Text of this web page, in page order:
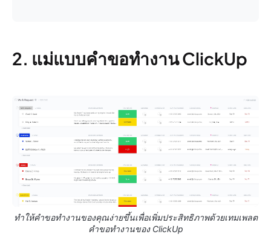
2. แม่แบบคำขอทำงาน ClickUp
ทำให้คำขอทำงานของคุณง่ายขึ้นเพื่อเพิ่มประสิทธิภาพด้วยเทมเพลต
คำขอทำงานของ ClickUp